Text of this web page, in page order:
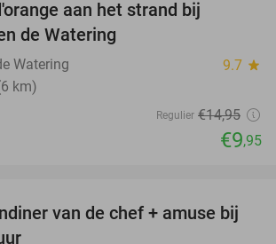
aan het strand bij
de Watering
Watering 9.7 star
km)
Regulier €14,95
€9,95
40%
van de chef + amuse bij